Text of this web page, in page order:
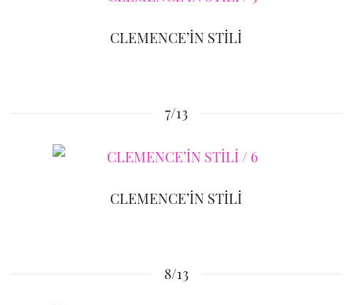
CLEMENCE’İN STİLİ
7/13
CLEMENCE’İN STİLİ
8/13